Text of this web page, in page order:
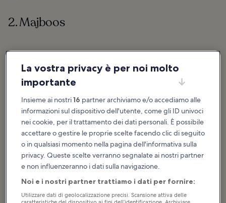
2. Majboos
Foto diMiansari66( CC0 1.0) modificata
La vostra privacy è per noi molto
importante
Insieme ai nostri16 partner archiviamo e/o accediamo alle
informazioni sul dispositivo dell'utente, come gli ID univoci
nei cookie, per il trattamento dei dati personali. È possibile
accettare o gestire le proprie scelte facendo clic di seguito
o in qualsiasi momento nella pagina dell'informativa sulla
privacy. Queste scelte verranno segnalate ai nostri partner
e non influenzeranno i dati sulla navigazione.
Noi e i nostri partner trattiamo i dati per fornire:
Utilizzare dati di geolocalizzazione precisi. Scansione attiva delle